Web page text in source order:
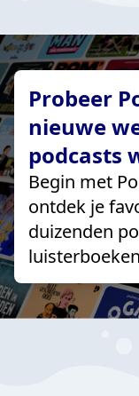
Probeer
nieuwe
podcasts
Begin met
ontdek je
duizenden